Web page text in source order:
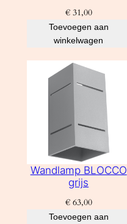
€31,00
Toevoegen aan
winkelwagen
Wandlamp BLOCCO
grijs
€63,00
Toevoegen aan